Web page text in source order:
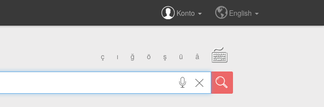
Konto English
ç ı ğ ö ş ü â